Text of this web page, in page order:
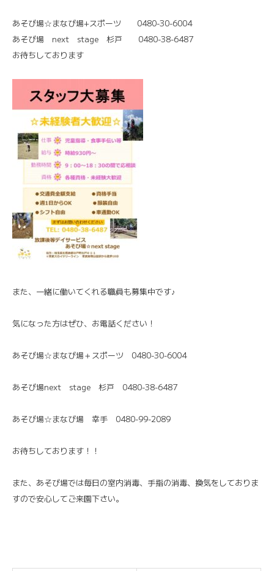
あそび場☆まなび場+スポーツ 0480-30-6004
あそび場 next stage 杉戸 0480-38-6487
お待ちしております
また、一緒に働いてくれる職員も募集中です♪
気になった方はぜひ、お電話ください！
あそび場☆まなび場＋スポーツ 0480-30-6004
あそび場next stage 杉戸 0480-38-6487
あそび場☆まなび場 幸手 0480-99-2089
お待ちしております！！
また、あそび場では毎日の室内消毒、手指の消毒、換気をしておりま
すので安心してご来園下さい。